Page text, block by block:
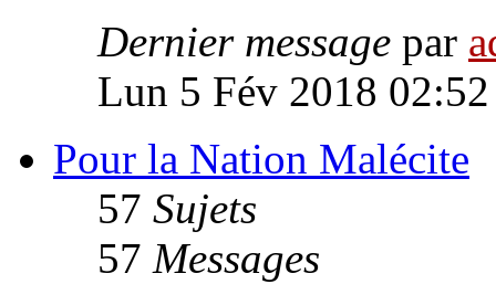
Dernier message par
Lun 5 Fév 2018 02:52
Pour la Nation Malécite
57 Sujets
57 Messages